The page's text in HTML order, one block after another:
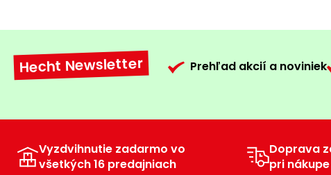
Hecht Newsletter Prehľad akcií a noviniek
Vyzdvihnutie zadarmo vo
všetkých 16 predajniach
Doprava
pri